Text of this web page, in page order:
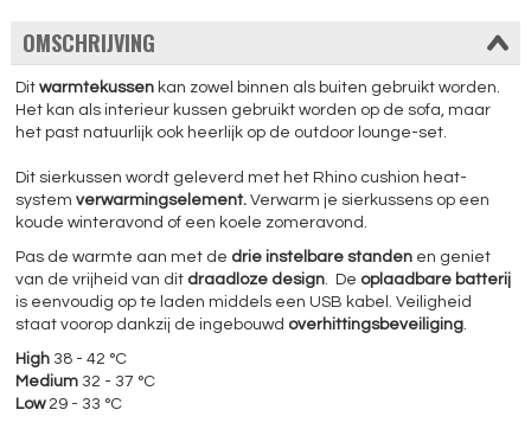
OMSCHRIJVING
Ditwarmtekussen kan zowel binnen als buiten gebruikt worden.
Het kan als interieur kussen gebruikt worden op de sofa, maar
het past natuurlijk ook heerlijk op de outdoor lounge-set.
Dit sierkussen wordt geleverd met het Rhino cushion heat-
systemverwarmingselement. Verwarm je sierkussens op een
koude winteravond of een koele zomeravond.
Pas de warmte aan met de drie instelbare standen en geniet
van de vrijheid van dit draadloze design. De oplaadbare batterij
is eenvoudig op te laden middels een USB kabel. Veiligheid
staat voorop dankzij de ingebouwd overhittingsbeveiliging.
High 38 - 42 °C
Medium 32 - 37 °C
Low 29 - 33 °C